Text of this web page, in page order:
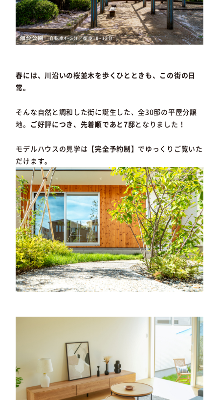
春には、川沿いの桜並木を歩くひとときも、この街の日
常。
そんな自然と調和した街に誕生した、全30邸の平屋分譲
地。 ご好評につき、先着順であと7邸となりました！
モデルハウスの見学は 【完全予約制】 でゆっくりご覧いた
だけます。